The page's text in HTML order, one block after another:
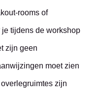
rooms of
je tijdens de workshop
zijn geen
moet zien
zijn